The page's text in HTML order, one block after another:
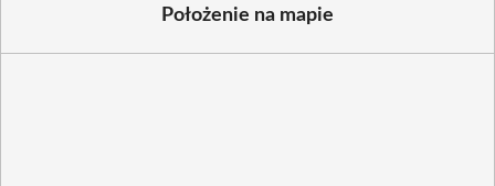
Położenie na mapie